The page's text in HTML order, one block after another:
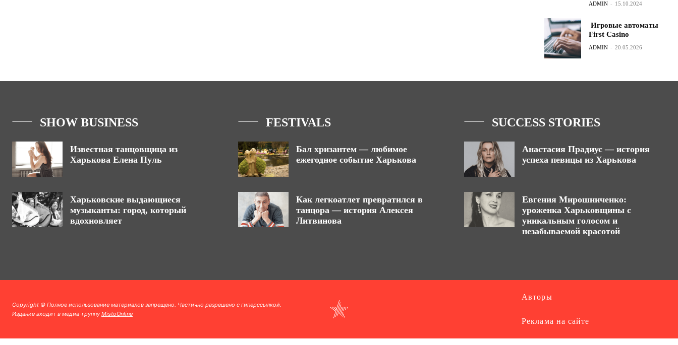
ADMIN - 15.10.2024
Игровые автоматы
First Casino
ADMIN - 20.05.2026
SHOW BUSINESS
Известная танцовщица из
Харькова Елена Пуль
Харьковские выдающиеся
музыканты: город, который
вдохновляет
FESTIVALS
Бал хризантем — любимое
ежегодное событие Харькова
Как легкоатлет превратился в
танцора — история Алексея
Литвинова
SUCCESS STORIES
Анастасия Прадиус — история
успеха певицы из Харькова
Евгения Мирошниченко:
уроженка Харьковщины с
уникальным голосом и
незабываемой красотой
Copyright © Полное использование материалов запрещено. Частично разрешено с гиперссылкой.
Издание входит в медиа-группу MistoOnline
Авторы
Реклама на сайте